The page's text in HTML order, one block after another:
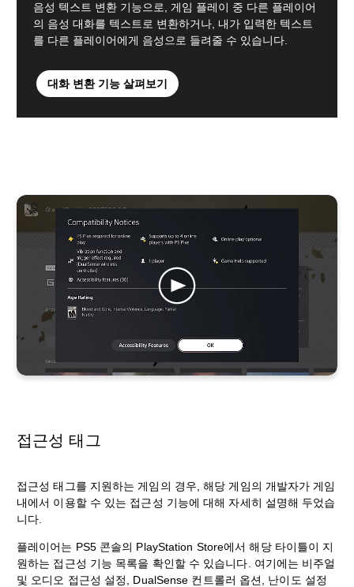
음성 텍스트 변환 기능으로, 게임 플레이 중 다른 플레이어
의 음성 대화를 텍스트로 변환하거나, 내가 입력한 텍스트
를 다른 플레이어에게 음성으로 들려줄 수 있습니다.
대화 변환 기능 살펴보기
접근성 태그
접근성 태그를 지원하는 게임의 경우, 해당 게임의 개발자가 게임
내에서 이용할 수 있는 접근성 기능에 대해 자세히 설명해 두었습
니다.
플레이어는 PS5 콘솔의 PlayStation Store에서 해당 타이틀이 지
원하는 접근성 기능 목록을 확인할 수 있습니다. 여기에는 비주얼
및 오디오 접근성 설정, DualSense 컨트롤러 옵션, 난이도 설정